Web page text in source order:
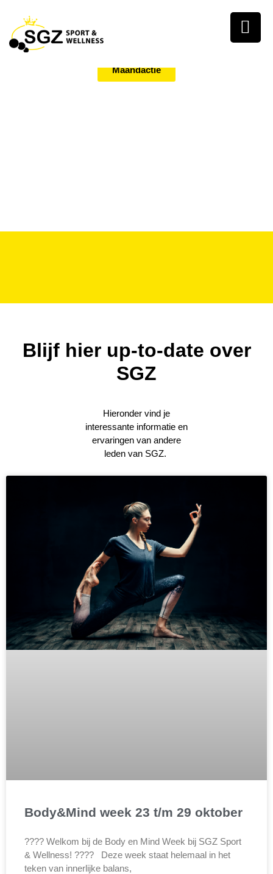
Maandactie
Blijf hier up-to-date over
SGZ
Hieronder vind je
interessante informatie en
ervaringen van andere
leden van SGZ.
Body&Mind week 23 t/m 29 oktober
???? Welkom bij de Body en Mind Week bij SGZ Sport
& Wellness! ???? Deze week staat helemaal in het
teken van innerlijke balans,